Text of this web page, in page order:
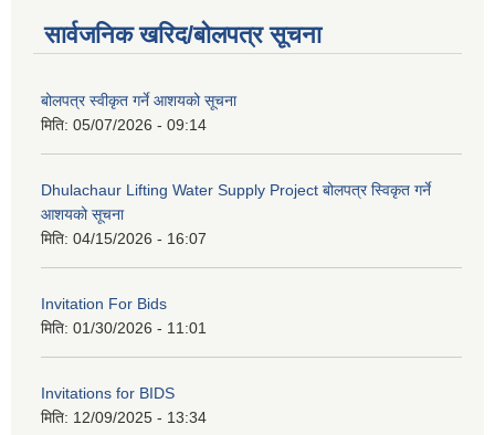
सार्वजनिक खरिद/बोलपत्र सूचना
बोलपत्र स्वीकृत गर्ने आशयको सूचना
मिति: 05/07/2026 - 09:14
Dhulachaur Lifting Water Supply Project बोलपत्र स्विकृत गर्ने
आशयको सूचना
मिति: 04/15/2026 - 16:07
Invitation For Bids
मिति: 01/30/2026 - 11:01
Invitations for BIDS
मिति: 12/09/2025 - 13:34